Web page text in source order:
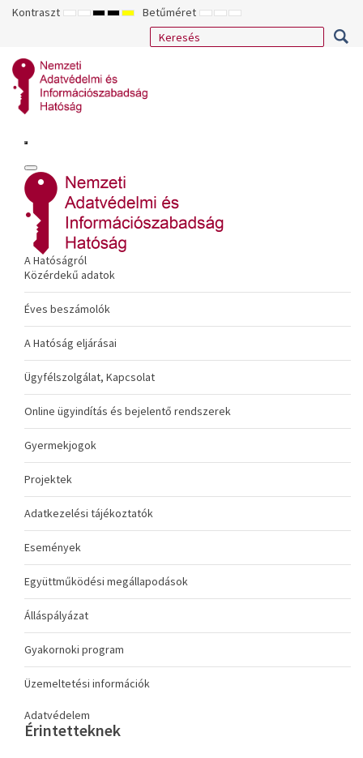
Kontraszt ALAPÉRTELMEZETT
ÉJSZAKAI
NAGY
KONTRASZTÚ
NAGY
KONTRASZTÚ
NAGY
KONTRASZTÚ
SÁRGA
FEKETE
Betűméret KISEBB
BETŰTÍPUS
ALAPÉRTELMEZETT
BETŰMÉRET
NAGYOBB
BETŰMÉRET
A Hatóságról
Közérdekű adatok
Éves beszámolók
A Hatóság eljárásai
Ügyfélszolgálat, Kapcsolat
Online ügyindítás és bejelentő rendszerek
Gyermekjogok
Projektek
Adatkezelési tájékoztatók
Események
Együttműködési megállapodások
Álláspályázat
Gyakornoki program
Üzemeltetési információk
Adatvédelem
Érintetteknek